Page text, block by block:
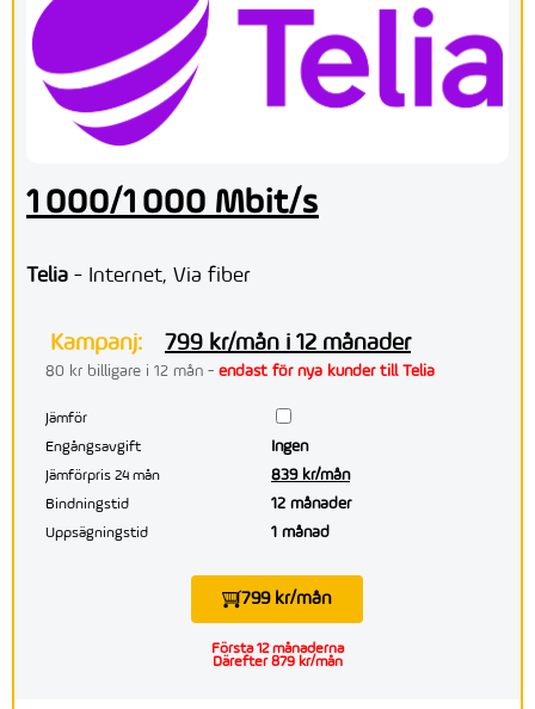
1 000/1 000 Mbit/s
Telia - Internet, Via fiber
Kampanj: 799 kr/mån i 12 månader
80 kr billigare i 12 mån - endast för nya kunder till Telia
Jämför
Engångsavgift
Ingen
Jämförpris 24 mån 839 kr/mån
Bindningstid 12 månader
Uppsägningstid 1 månad
799 kr/mån
Första 12 månaderna
Därefter 879 kr/mån